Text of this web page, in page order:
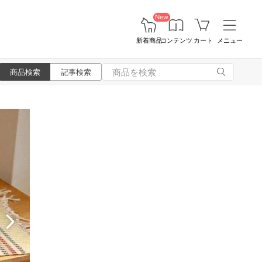
New
新着商品コンテンツ カート メニュー
商品検索 記事検索